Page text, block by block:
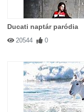
Ducati naptár paródia
20544 0